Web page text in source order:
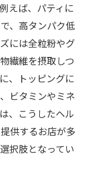
えば、パティに
、高タンパク低
には全粒粉やグ
繊維を摂取しつ
、トッピングに
ビタミンやミネ
、こうしたヘル
供するお店が多
択肢となってい